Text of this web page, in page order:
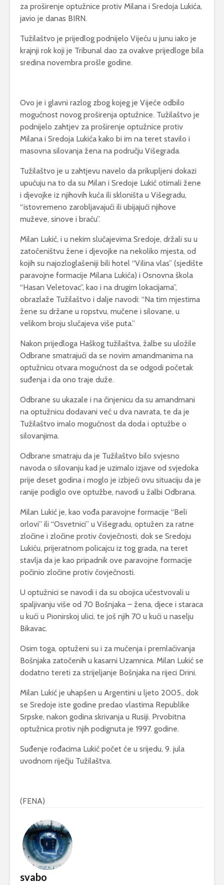
za proširenje optužnice protiv Milana i Sredoja Lukića,
javio je danas BIRN.
Tužilaštvo je prijedlog podnijelo Vijeću u junu iako je
krajnji rok koji je Tribunal dao za ovakve prijedloge bila
sredina novembra prošle godine.
Ovo je i glavni razlog zbog kojeg je Vijeće odbilo
mogućnost novog proširenja optužnice. Tužilaštvo je
podnijelo zahtjev za proširenje optužnice protiv
Milana i Sredoja Lukića kako bi im na teret stavilo i
masovna silovanja žena na području Višegrada.
Tužilaštvo je u zahtjevu navelo da prikupljeni dokazi
upućuju na to da su Milan i Sredoje Lukić otimali žene
i djevojke iz njihovih kuća ili skloništa u Višegradu,
“istovremeno zarobljavajući ili ubijajući njihove
muževe, sinove i braću”.
Milan Lukić, i u nekim slučajevima Sredoje, držali su u
zatočeništvu žene i djevojke na nekoliko mjesta, od
kojih su najozloglašeniji bili hotel “Vilina vlas” (sjedište
paravojne formacije Milana Lukića) i Osnovna škola
“Hasan Veletovac”, kao i na drugim lokacijama”,
obrazlaže Tužilaštvo i dalje navodi: “Na tim mjestima
žene su držane u ropstvu, mučene i silovane, u
velikom broju slučajeva više puta.”
Nakon prijedloga Haškog tužilaštva, žalbe su uložile
Odbrane smatrajući da se novim amandmanima na
optužnicu otvara mogućnost da se odgodi početak
suđenja i da ono traje duže.
Odbrane su ukazale i na činjenicu da su amandmani
na optužnicu dodavani već u dva navrata, te da je
Tužilaštvo imalo mogućnost da doda i optužbe o
silovanjima.
Odbrane smatraju da je Tužilaštvo bilo svjesno
navoda o silovanju kad je uzimalo izjave od svjedoka
prije deset godina i moglo je izbjeći ovu situaciju da je
ranije podiglo ove optužbe, navodi u žalbi Odbrana.
Milan Lukić je, kao vođa paravojne formacije “Beli
orlovi” ili “Osvetnici” u Višegradu, optužen za ratne
zločine i zločine protiv čovječnosti, dok se Sredoju
Lukiću, prijeratnom policajcu iz tog grada, na teret
stavlja da je kao pripadnik ove paravojne formacije
počinio zločine protiv čovječnosti.
U optužnici se navodi i da su obojica učestvovali u
spaljivanju više od 70 Bošnjaka – žena, djece i staraca
u kući u Pionirskoj ulici, te još njih 70 u kući u naselju
Bikavac.
Osim toga, optuženi su i za mučenja i premlaćivanja
Bošnjaka zatočenih u kasarni Uzamnica. Milan Lukić se
dodatno tereti za strijeljanje Bošnjaka na rijeci Drini.
Milan Lukić je uhapšen u Argentini u ljeto 2005., dok
se Sredoje iste godine predao vlastima Republike
Srpske, nakon godina skrivanja u Rusiji. Prvobitna
optužnica protiv njih podignuta je 1997. godine.
Suđenje rođacima Lukić počet će u srijedu, 9. jula
uvodnom riječju Tužilaštva.
(FENA)
svabo